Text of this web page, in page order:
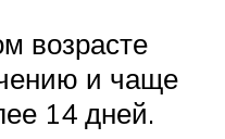
возрасте
и чаще
14 дней.